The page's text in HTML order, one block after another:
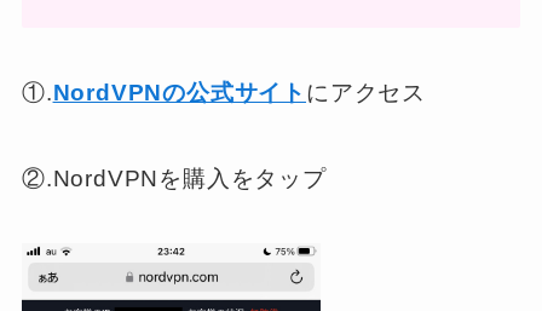
①.NordVPNの公式サイト にアクセス
②.NordVPNを購入をタップ